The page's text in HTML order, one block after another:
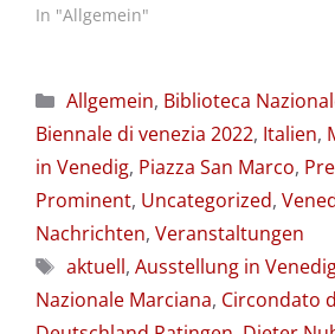
In "Allgemein"
Kategorien
Allgemein, Biblioteca
Biennale di venezia 2022, Italien,
in Venedig, Piazza San Marco,
Prominent, Uncategorized,
Nachrichten, Veranstaltungen
Schlagwörter
aktuell, Ausstellung in
Nazionale Marciana, Circondato